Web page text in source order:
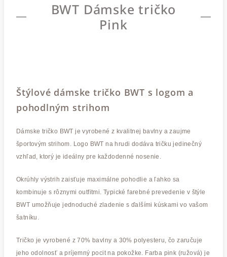
BWT Dámske tričko
Pink
Štýlové dámske tričko BWT s logom a
pohodlným strihom
Dámske tričko BWT je vyrobené z kvalitnej bavlny a zaujme
športovým strihom. Logo BWT na hrudi dodáva tričku jedinečný
vzhľad, ktorý je ideálny pre každodenné nosenie.
Okrúhly výstrih zaisťuje maximálne pohodlie a ľahko sa
kombinuje s rôznymi outfitmi. Typické farebné prevedenie v štýle
BWT umožňuje jednoduché zladenie s ďalšími kúskami vo vašom
šatníku.
Tričko je vyrobené z 70% bavlny a 30% polyesteru, čo zaručuje
jeho odolnosť a príjemný pocit na pokožke. Farba pink (ružová) je